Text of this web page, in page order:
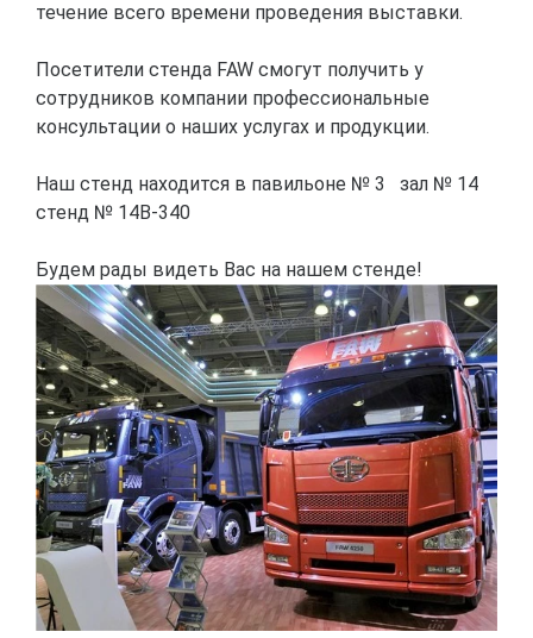
течение всего времени проведения выставки.
Посетители стенда FAW смогут получить у
сотрудников компании профессиональные
консультации о наших услугах и продукции.
Наш стенд находится в павильоне № 3 зал № 14
стенд № 14В-340
Будем рады видеть Вас на нашем стенде!